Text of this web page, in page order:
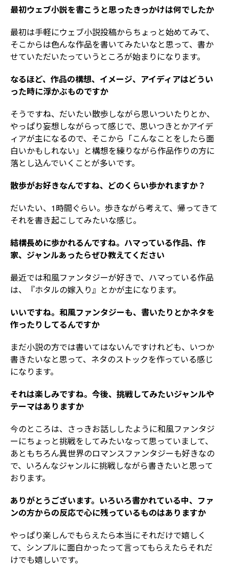
最初ウェブ小説を書こうと思ったきっかけは何でしたか
最初は手軽にウェブ小説投稿からちょっと始めてみて、
そこからは色んな作品を書いてみたいなと思って、書か
せていただいたっていうところが始まりになります。
なるほど、作品の構想、イメージ、アイディアはどうい
った時に浮かぶものですか
そうですね、だいたい散歩しながら思いついたりとか、
やっぱり妄想しながらって感じで、思いつきとかアイデ
ィアが主になるので、そこから「こんなことをしたら面
白いかもしれない」と構想を練りながら作品作りの方に
落とし込んでいくことが多いです。
散歩がお好きなんですね、どのくらい歩かれますか？
だいたい、1時間ぐらい。歩きながら考えて、帰ってきて
それを書き起こしてみたいな感じ。
結構長めに歩かれるんですね。ハマっている作品、作
家、ジャンルあったらぜひ教えてください
最近では和風ファンタジーが好きで、ハマっている作品
は、『ホタルの嫁入り』とかが主になります。
いいですね。和風ファンタジーも、書いたりとかネタを
作ったりしてるんですか
まだ小説の方では書いてはないんですけれども、いつか
書きたいなと思って、ネタのストックを作っている感じ
になります。
それは楽しみですね。今後、挑戦してみたいジャンルや
テーマはありますか
今のところは、さっきお話ししたように和風ファンタジ
ーにちょっと挑戦をしてみたいなって思っていまして、
あともちろん異世界のロマンスファンタジーも好きなの
で、いろんなジャンルに挑戦しながら書きたいと思って
おります。
ありがとうございます。いろいろ書かれている中、ファ
ンの方からの反応で心に残っているものはありますか
やっぱり楽しんでもらえたら本当にそれだけで嬉しく
て、シンプルに面白かったって言ってもらえたらそれだ
けでも嬉しいです。